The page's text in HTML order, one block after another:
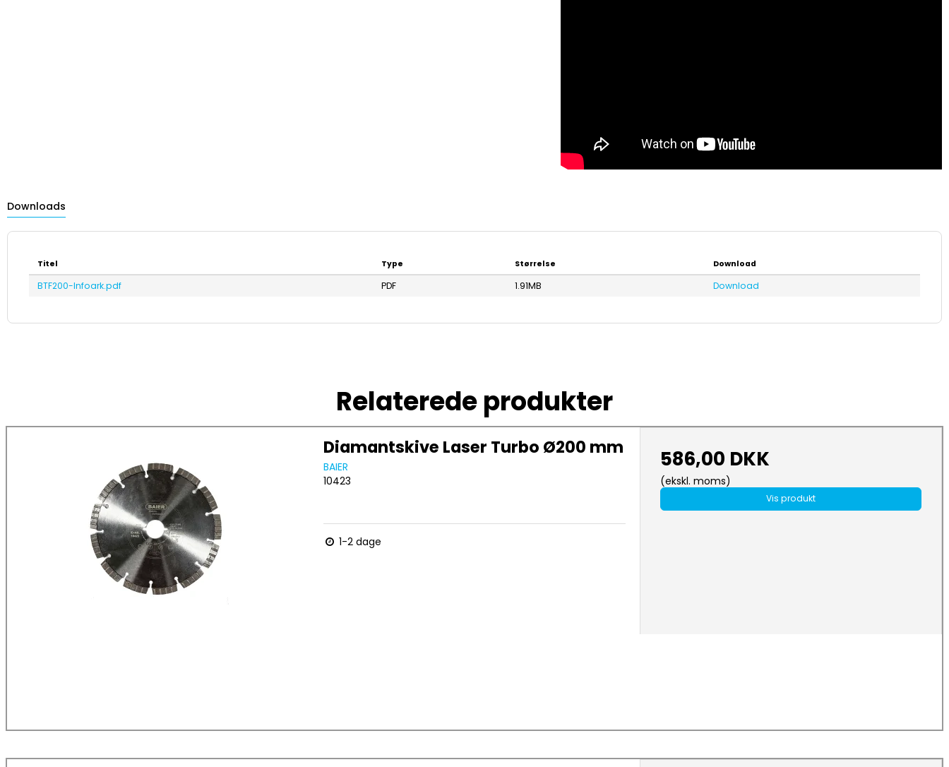
Downloads
Titel Type Størrelse Download
BTF200-Infoark.pdf PDF 1.91MB Download
Relaterede produkter
Diamantskive Laser Turbo Ø200 mm
BAIER
10423
1-2 dage
586,00 DKK
(ekskl. moms)
Vis produkt